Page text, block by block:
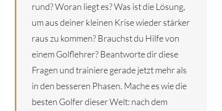
rund? Woran liegt es? Was ist die Lösung,
um aus deiner kleinen Krise wieder stärker
raus zu kommen? Brauchst du Hilfe von
einem Golflehrer? Beantworte dir diese
Fragen und trainiere gerade jetzt mehr als
in den besseren Phasen. Mache es wie die
besten Golfer dieser Welt: nach dem